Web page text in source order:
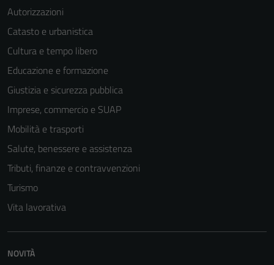
Autorizzazioni
Catasto e urbanistica
Cultura e tempo libero
Educazione e formazione
Giustizia e sicurezza pubblica
Imprese, commercio e SUAP
Mobilità e trasporti
Salute, benessere e assistenza
Tributi, finanze e contravvenzioni
Turismo
Vita lavorativa
NOVITÀ